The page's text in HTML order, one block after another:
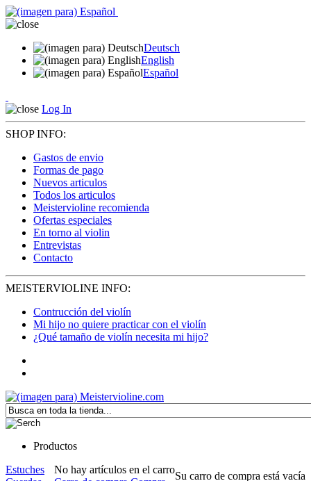
Deutsch
English
Español
Log In
SHOP INFO:
Gastos de envio
Formas de pago
Nuevos articulos
Todos los articulos
Meistervioline recomienda
Ofertas especiales
En torno al violin
Entrevistas
Contacto
MEISTERVIOLINE INFO:
Contrucción del violín
Mi hijo no quiere practicar con el violín
¿Qué tamaño de violín necesita mi hijo?
Productos
No hay artículos en el carro
Su carro de compra está vacía
Estuches